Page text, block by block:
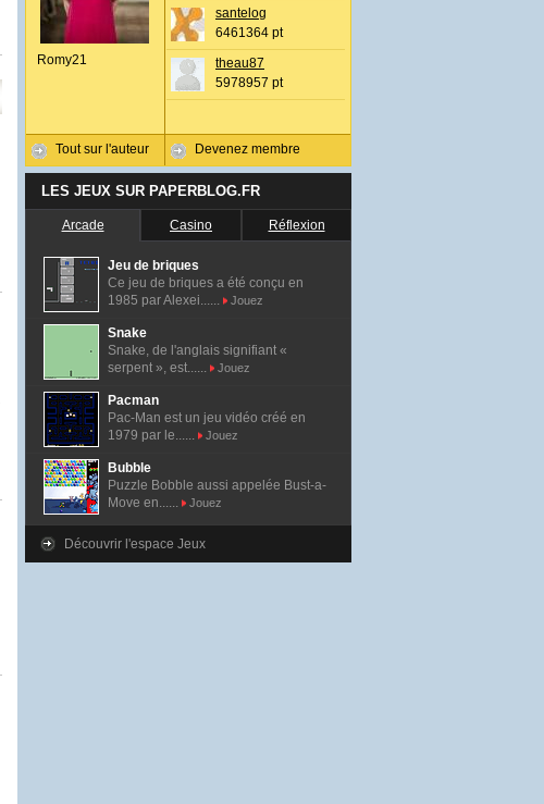
Romy21
Tout sur l'auteur
santelog
6461364 pt
theau87
5978957 pt
Devenez membre
LES JEUX SUR PAPERBLOG.FR
Arcade Casino Réflexion
Jeu de briques
Ce jeu de briques a été conçu en
1985 par Alexei......
Jouez
Snake
Snake, de l'anglais signifiant «
serpent », est......
Jouez
Pacman
Pac-Man est un jeu vidéo créé en
1979 par le......
Jouez
Bubble
Puzzle Bobble aussi appelée Bust-a-
Move en......
Jouez
Découvrir l'espace Jeux